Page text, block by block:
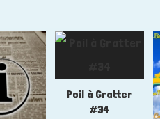
Poil à Gratter
#34